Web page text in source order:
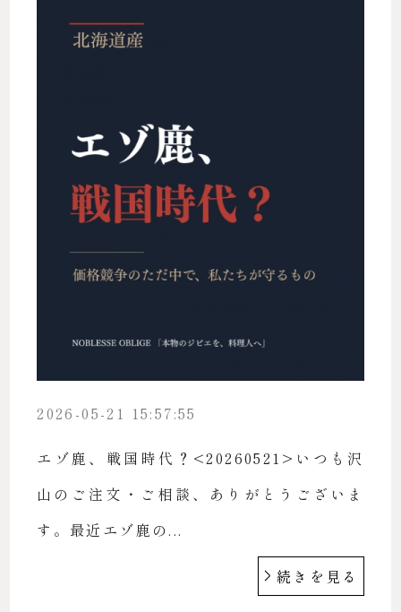
2026-05-21 15:57:55
エゾ鹿、戦国時代？<20260521>いつも沢
山のご注文・ご相談、ありがとうございま
す。最近エゾ鹿の...
続きを見る